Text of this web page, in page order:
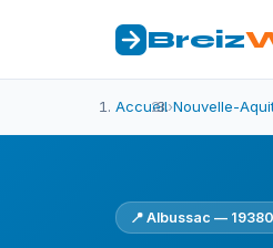
Breiz
Accueil›Nouvelle-
📍 Albussac — 19380